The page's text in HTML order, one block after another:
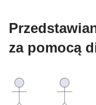
za pomocą